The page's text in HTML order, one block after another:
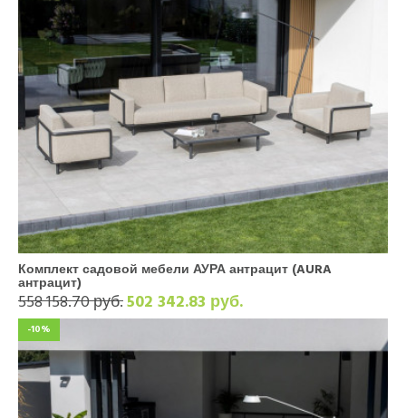
Комплект садовой мебели АУРА антрацит (AURA
антрацит)
558 158.70 руб.502 342.83 руб.
-10%